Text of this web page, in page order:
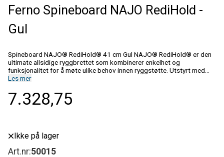
Ferno Spineboard NAJO RediHold -
Gul
Spineboard NAJO® RediHold® 41 cm Gul NAJO® RediHold® er den
ultimate allsidige ryggbrettet som kombinerer enkelhet og
funksjonalitet for å møte ulike behov innen ryggstøtte. Utstyrt med
flere strategisk plasserte håndtak gir det enkel justering og sikker
konstruksjon, støtter RediHold-ryggbrettet opptil 62 kg mens det
flyter, noe som gjør det til et utmerket valg for
SertifiseringerMDR FargeGul Lastekapasitet272 kg Vekt7 kg
Høyde4,5 cm Lengde183 cm Bredde41 cm Declaration of conformity
User Manual - IFU
Les mer
7.328,75
Ikke på lager
Art.nr:50015